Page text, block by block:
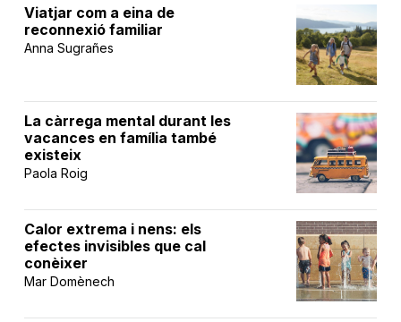
Viatjar com a eina de
reconnexió familiar
Anna Sugrañes
La càrrega mental durant les
vacances en família també
existeix
Paola Roig
Calor extrema i nens: els
efectes invisibles que cal
conèixer
Mar Domènech